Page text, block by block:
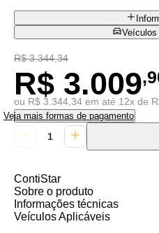
Veículos
R$ 3.344,34
R$ 3.009
ou R$ 3.344,34 em até 12x de
Veja mais formas de pagamento
ContiStar
Sobre o produto
Informações técnicas
Veículos Aplicáveis